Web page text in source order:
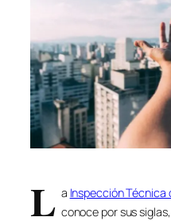
L a Inspección Técnica
conoce por sus